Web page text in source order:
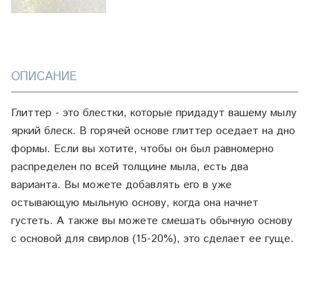
ОПИСАНИЕ
Глиттер - это блестки, которые придадут вашему мылу
яркий блеск. В горячей основе глиттер оседает на дно
формы. Если вы хотите, чтобы он был равномерно
распределен по всей толщине мыла, есть два
варианта. Вы можете добавлять его в уже
остывающую мыльную основу, когда она начнет
густеть. А также вы можете смешать обычную основу
с основой для свирлов (15-20%), это сделает ее гуще.